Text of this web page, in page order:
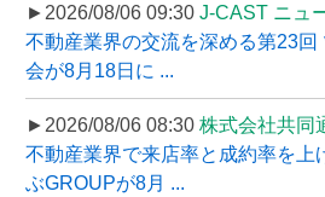
►2026/08/06 09:30 J-CAST ニュ
不動産業界の交流を深める第23回
会が8月18日に ...
►2026/08/06 08:30 株式会社共同
不動産業界で来店率と成約率を上
ぶGROUPが8月 ...